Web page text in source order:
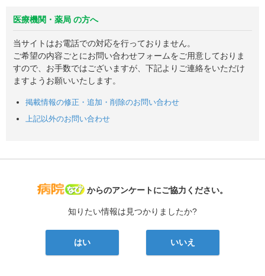
医療機関・薬局 の方へ
当サイトはお電話での対応を行っておりません。
ご希望の内容ごとにお問い合わせフォームをご用意しておりま
すので、お手数ではございますが、下記よりご連絡をいただけ
ますようお願いいたします。
掲載情報の修正・追加・削除のお問い合わせ
上記以外のお問い合わせ
病院なび
からのアンケートにご協力ください。
知りたい情報は見つかりましたか?
はい いいえ